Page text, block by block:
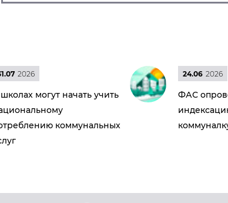
2026
могут начать учить
коммунальных
24.06 2026
ФАС